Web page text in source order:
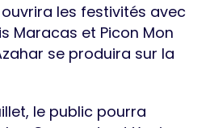
ouvrira les festivités avec
Maracas et Picon Mon
se produira sur la
le public pourra